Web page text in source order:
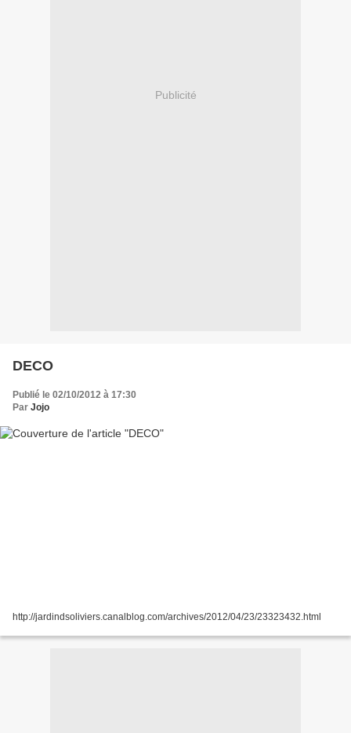
Publicité
DECO
Publié le 02/10/2012 à 17:30
Par Jojo
http://jardindsoliviers.canalblog.com/archives/2012/04/23/23323432.html